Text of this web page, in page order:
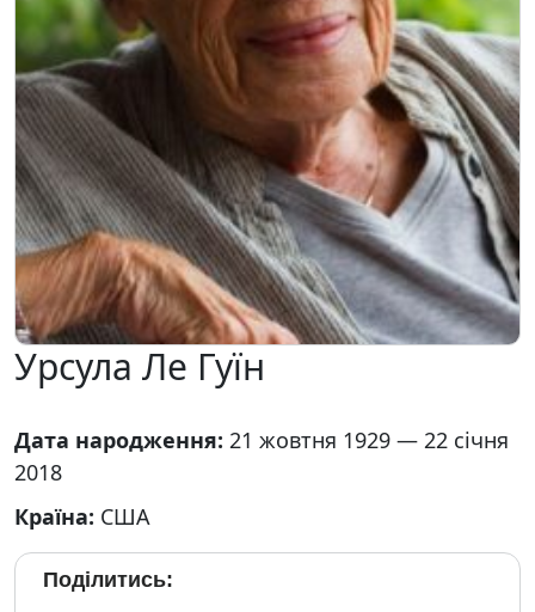
Урсула Ле Гуїн
Дата народження: 21 жовтня 1929 — 22 січня
2018
Країна: США
Поділитись: